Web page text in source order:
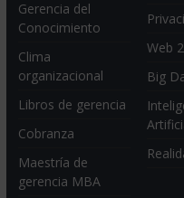
Gerencia del
Conocimiento
Clima
organizacional
Libros de gerencia
Cobranza
Maestría de
gerencia MBA
Web
Big